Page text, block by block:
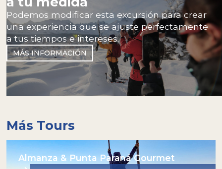
ofrezca protección robusta, ideal para transitar
por terrenos húmedos, embarrados o nevados.
Campera: Indispensable. Una campera
impermeable o resistente al agua protegerá
eficazmente de la lluvia y el viento.
Indumentaria recomendada:
Interiores térmicos (camiseta - calzas para los
que sienten particularmente el frío)
Pantalón largo cómodo para trekking
Campera/Buzo de polar o micropolar
tex o softshell.
Gorro y buff abrigados. Guantes.
Podemos modificar esta excursión para crear
una experiencia que se ajuste perfectamente
a tus tiempos e intereses.
MÁS INFORMACIÓN
Más Tours
Almanza & Punta Paraná Gourmet